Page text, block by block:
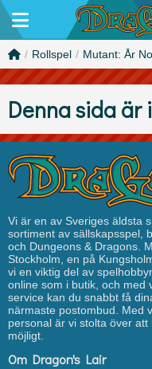
/ Rollspel / Mutant: År
Denna sida är
Vi är en av Sveriges äldsta
sortiment av sällskapsspel,
och Dungeons & Dragons.
Stockholm, en på
vi en viktig del av
online som i butik, och med
service kan du snabbt få
närmaste postombud. Med
personal är vi stolta över
möjligt.
Om Dragon's Lair